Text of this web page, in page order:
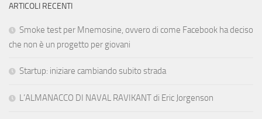
ARTICOLI RECENTI
Smoke test per Mnemosine, ovvero di come Facebook ha deciso
che non è un progetto per giovani
Startup: iniziare cambiando subito strada
L’ALMANACCO DI NAVAL RAVIKANT di Eric Jorgenson